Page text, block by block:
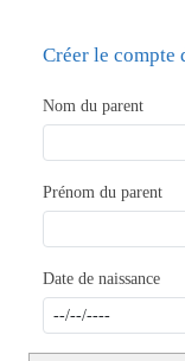
Créer le compte
Nom du parent
Prénom du parent
Date de naissance